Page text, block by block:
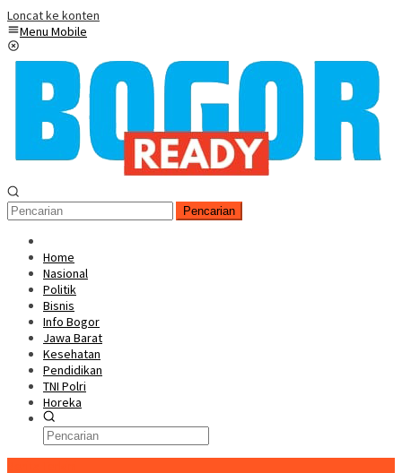
Loncat ke konten
Menu Mobile
Pencarian
Home
Nasional
Politik
Bisnis
Info Bogor
Jawa Barat
Kesehatan
Pendidikan
TNI Polri
Horeka